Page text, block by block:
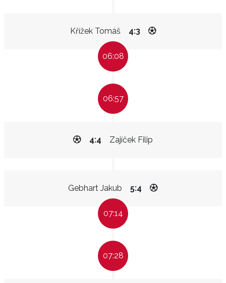
Křížek Tomáš 4:3
06:08
06:57
Zajíček Filip
4:4
Gebhart Jakub 5:4
07:14
07:28